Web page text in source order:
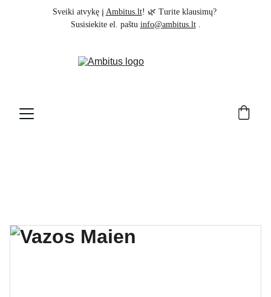
Sveiki atvykę į Ambitus.lt! 🌿 Turite klausimų?
Susisiekite el. paštu info@ambitus.lt .